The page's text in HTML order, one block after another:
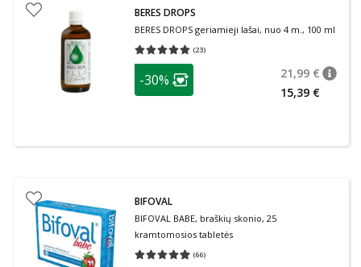
BERES DROPS
BERES DROPS geriamieji lašai, nuo 4 m., 100 ml
(23)
Vidutinis įvertinimas 5.00
patarimas
Lojalumo klubo narių nuolaida
-30% 21,99 €
15,39 €
BIFOVAL
BIFOVAL BABE, braškių skonio, 25
kramtomosios tabletės
(66)
Vidutinis įvertinimas 4.89